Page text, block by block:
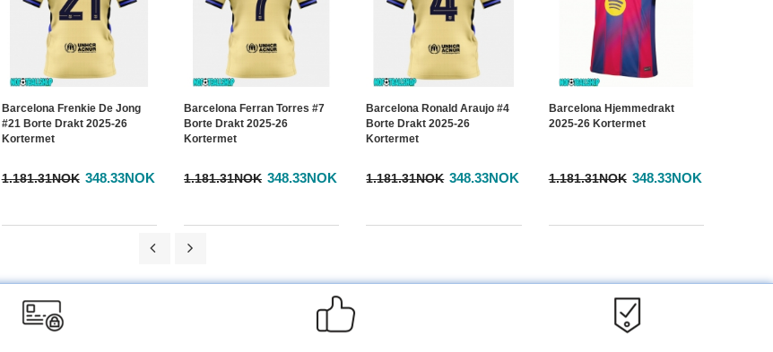
Barcelona Frenkie De Jong
#21 Borte Drakt 2025-26
Kortermet
1.181.31NOK 348.33NOK
Barcelona Ferran Torres #7
Borte Drakt 2025-26
Kortermet
1.181.31NOK 348.33NOK
Barcelona Ronald Araujo #4
Borte Drakt 2025-26
Kortermet
1.181.31NOK 348.33NOK
Barcelona Hjemmedrakt
2025-26 Kortermet
1.181.31NOK 348.33NOK